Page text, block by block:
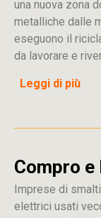
una nuova zona
metalliche dalle
eseguono il
da lavorare e
Leggi di più
Compro
Imprese di
elettrici usati